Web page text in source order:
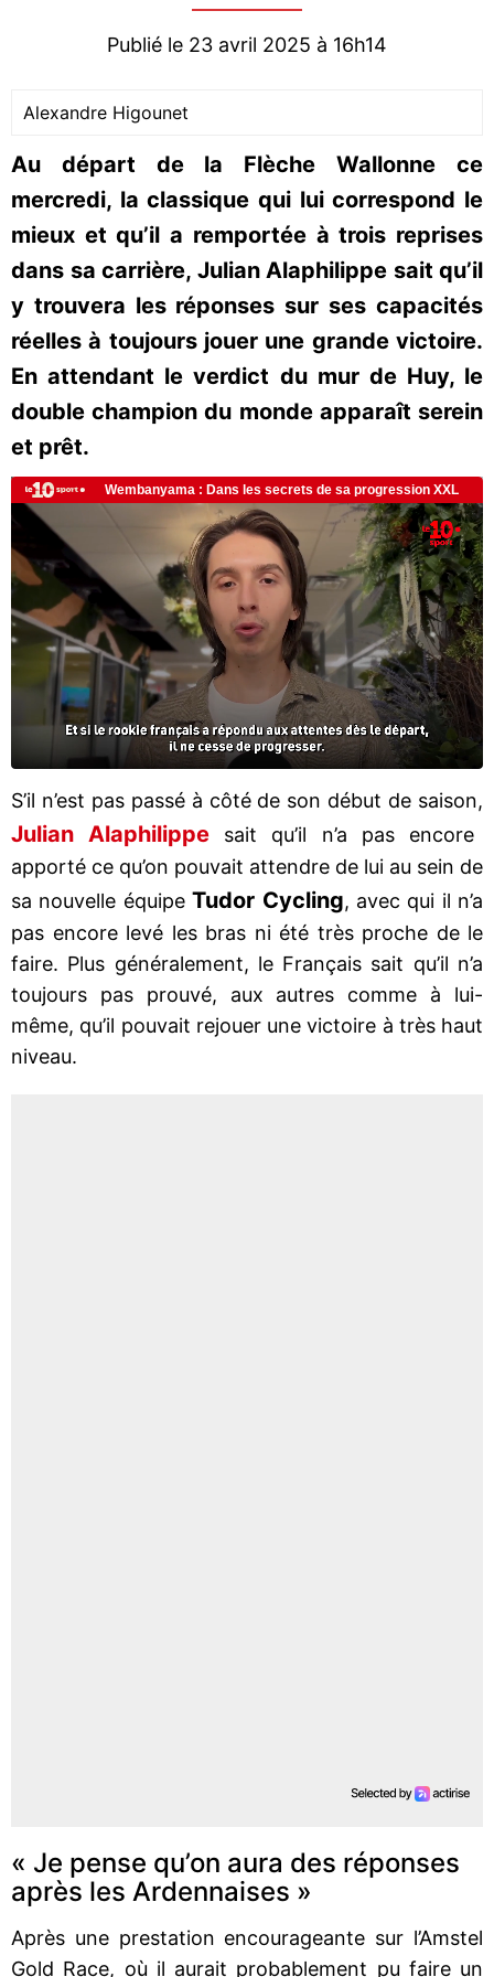
Publié le 23 avril 2025 à 16h14
Alexandre Higounet
Au départ de la Flèche Wallonne ce
mercredi, la classique qui lui correspond le
mieux et qu’il a remportée à trois reprises
dans sa carrière, Julian Alaphilippe sait qu’il
y trouvera les réponses sur ses capacités
réelles à toujours jouer une grande victoire.
En attendant le verdict du mur de Huy, le
double champion du monde apparaît serein
et prêt.
S’il n’est pas passé à côté de son début de saison,
Julian Alaphilippe
sait qu’il n’a pas encore
apporté ce qu’on pouvait attendre de lui au sein de
sa nouvelle équipeTudor Cycling, avec qui il n’a
pas encore levé les bras ni été très proche de le
faire. Plus généralement, le Français sait qu’il n’a
toujours pas prouvé, aux autres comme à lui-
même, qu’il pouvait rejouer une victoire à très haut
niveau.
« Je pense qu’on aura des réponses
après les Ardennaises »
Après une prestation encourageante sur l’Amstel
Gold Race, où il aurait probablement pu faire un